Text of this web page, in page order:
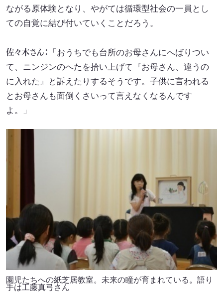
ながる原体験となり、やがては循環型社会の一員とし
ての自覚に結び付いていくことだろう。
佐々木さん： 「おうちでも台所のお母さんにへばりつい
て、ニンジンのへたを拾い上げて『お母さん、違うの
に入れた』と訴えたりするそうです。子供に言われる
とお母さんも面倒くさいって言えなくなるんです
よ。」
園児たちへの紙芝居教室。未来の瞳が育まれている。語り
手は工藤真弓さん